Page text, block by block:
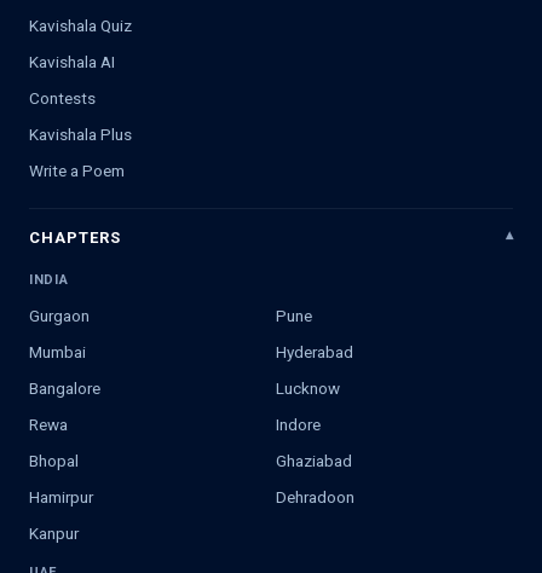
Kavishala Quiz
Kavishala AI
Contests
Kavishala Plus
Write a Poem
CHAPTERS
INDIA
Gurgaon
Pune
Mumbai
Hyderabad
Bangalore
Lucknow
Rewa
Indore
Bhopal
Ghaziabad
Hamirpur
Dehradoon
Kanpur